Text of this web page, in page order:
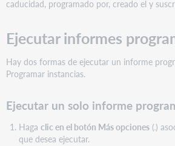
caducidad, programado por, creado el y
Ejecutar informes
Hay dos formas de ejecutar un informe
Programar instancias.
Ejecutar un solo informe
Haga clic en el botón Más opciones()
que desea ejecutar.